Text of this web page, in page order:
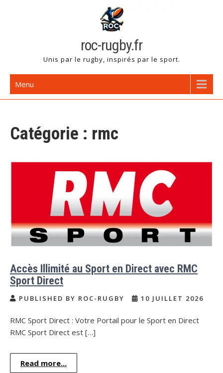
roc-rugby.fr
Unis par le rugby, inspirés par le sport.
Menu
Catégorie : rmc
Accès Illimité au Sport en Direct avec RMC
Sport Direct
PUBLISHED BY ROC-RUGBY 10 JUILLET 2026
RMC Sport Direct : Votre Portail pour le Sport en Direct
RMC Sport Direct est […]
Read more...